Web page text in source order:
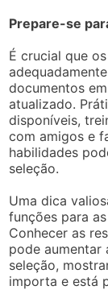
Prepare-se
É crucial que
documentos
atualizado.
disponíveis,
com amigos e
habilidades
seleção.
Uma dica
funções para
Conhecer as
pode aumentar
seleção,
importa e está